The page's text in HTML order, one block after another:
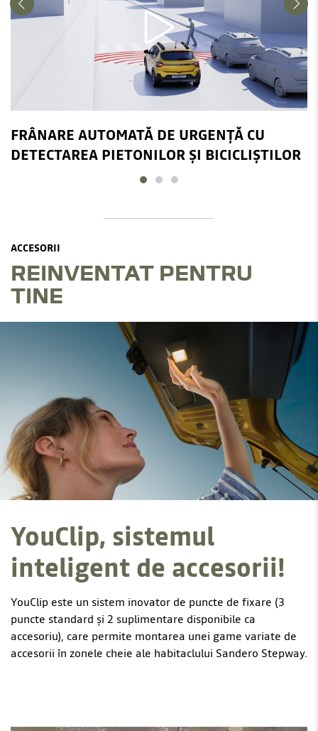
FRÂNARE AUTOMATĂ DE URGENȚĂ CU
DETECTAREA PIETONILOR ȘI BICICLIȘTILOR
ACCESORII
REINVENTAT PENTRU
TINE
YouClip, sistemul
inteligent de accesorii!
YouClip este un sistem inovator de puncte de fixare (3
puncte standard și 2 suplimentare disponibile ca
accesoriu), care permite montarea unei game variate de
accesorii în zonele cheie ale habitaclului Sandero Stepway.